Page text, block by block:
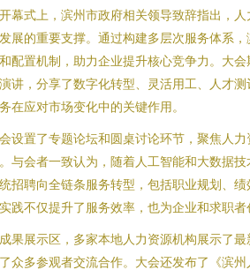
幕式上，滨州市政府相关领导致辞指出，
展的重要支撑。通过构建多层次服务体系
配置机制，助力企业提升核心竞争力。大
讲，分享了数字化转型、灵活用工、人才
在应对市场变化中的关键作用。
设置了专题论坛和圆桌讨论环节，聚焦人
与会者一致认为，随着人工智能和大数据
招聘向全链条服务转型，包括职业规划、
践不仅提升了服务效率，也为企业和求职者
果展示区，多家本地人力资源机构展示了
众多参观者交流合作。大会还发布了《滨